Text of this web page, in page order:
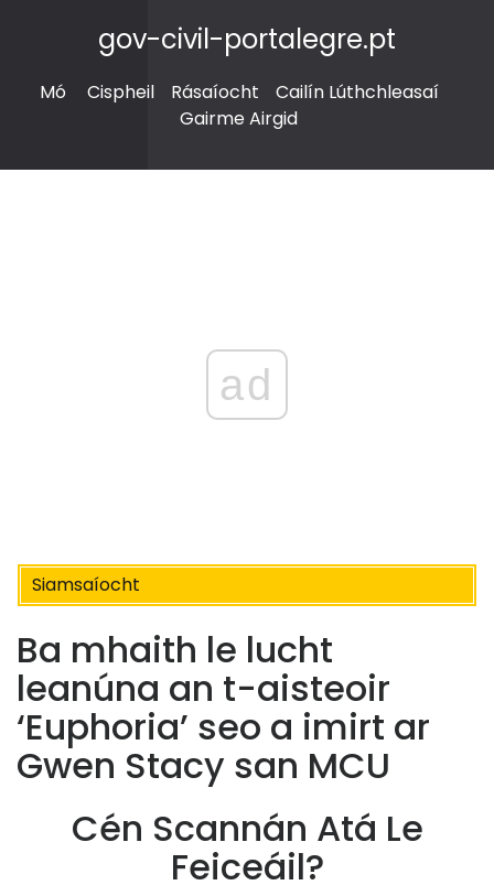
gov-civil-portalegre.pt
Mó Cispheil Rásaíocht
Cailín Lúthchleasaí
Gairme Airgid
ad
Siamsaíocht
Ba mhaith le lucht
leanúna an t-aisteoir
‘Euphoria’ seo a imirt ar
Gwen Stacy san MCU
Cén Scannán Atá Le
Feiceáil?